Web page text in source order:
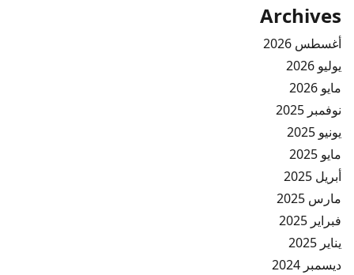
Archives
أغسطس 2026
يوليو 2026
مايو 2026
نوفمبر 2025
يونيو 2025
مايو 2025
أبريل 2025
مارس 2025
فبراير 2025
يناير 2025
ديسمبر 2024